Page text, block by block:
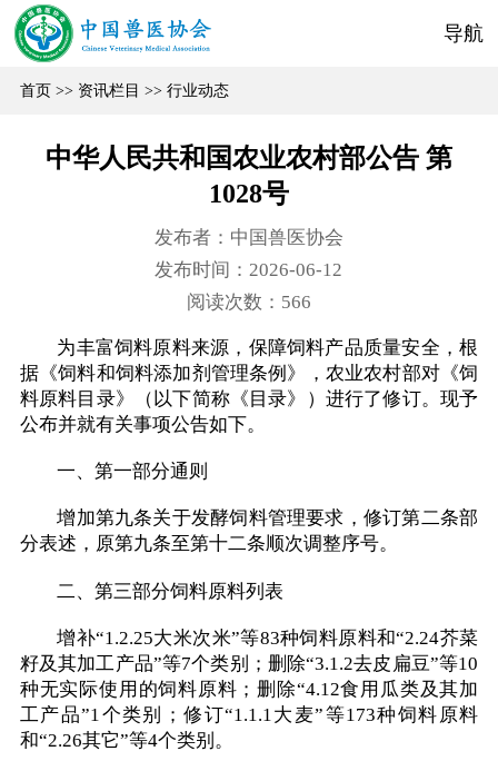
导航
首页>> 资讯栏目 >> 行业动态
中华人民共和国农业农村部公告 第
1028号
发布者：中国兽医协会
发布时间：2026-06-12
阅读次数： 566
为丰富饲料原料来源，保障饲料产品质量安全，根
据《饲料和饲料添加剂管理条例》，农业农村部对《饲
料原料目录》（以下简称《目录》）进行了修订。现予
公布并就有关事项公告如下。
一、第一部分通则
增加第九条关于发酵饲料管理要求，修订第二条部
分表述，原第九条至第十二条顺次调整序号。
二、第三部分饲料原料列表
增补“1.2.25大米次米”等83种饲料原料和“2.24芥菜
籽及其加工产品”等7个类别；删除“3.1.2去皮扁豆”等10
种无实际使用的饲料原料；删除“4.12食用瓜类及其加
工产品”1个类别；修订“1.1.1大麦”等173种饲料原料
和“2.26其它”等4个类别。